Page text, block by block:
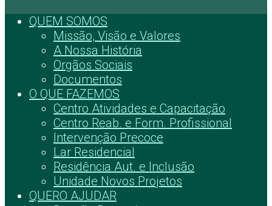
QUEM SOMOS
Missão, Visão e Valores
A Nossa História
Orgãos Sociais
Documentos
O QUE FAZEMOS
Centro Atividades e Capacitação
Centro Reab. e Form. Profissional
Intervenção Precoce
Lar Residencial
Residência Aut. e Inclusão
Unidade Novos Projetos
QUERO AJUDAR